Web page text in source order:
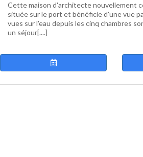
Cette maison d'architecte nouvellement
située sur le port et bénéficie d'une vue
vues sur l'eau depuis les cinq chambres
un séjour[....]